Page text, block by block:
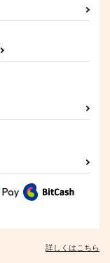
詳しくはこちら